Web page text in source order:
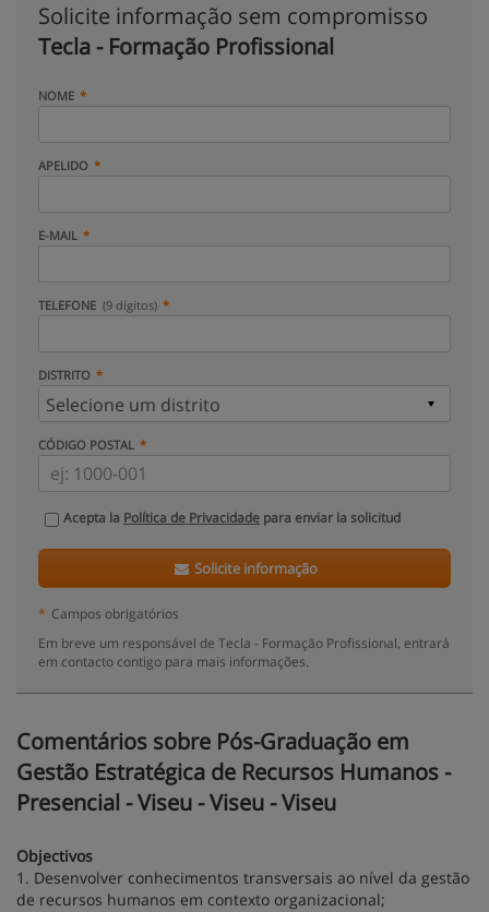
Solicite informação sem compromisso
Tecla - Formação Profissional
NOME
APELIDO
E-MAIL
TELEFONE (9 dígitos)
DISTRITO
CÓDIGO POSTAL
Acepta la Política de Privacidade para enviar la solicitud
Solicite informação
* Campos obrigatórios
Em breve um responsável de Tecla - Formação Profissional, entrará
em contacto contigo para mais informações.
Comentários sobre Pós-Graduação em
Gestão Estratégica de Recursos Humanos -
Presencial - Viseu - Viseu - Viseu
Objectivos
1. Desenvolver conhecimentos transversais ao nível da gestão
de recursos humanos em contexto organizacional;